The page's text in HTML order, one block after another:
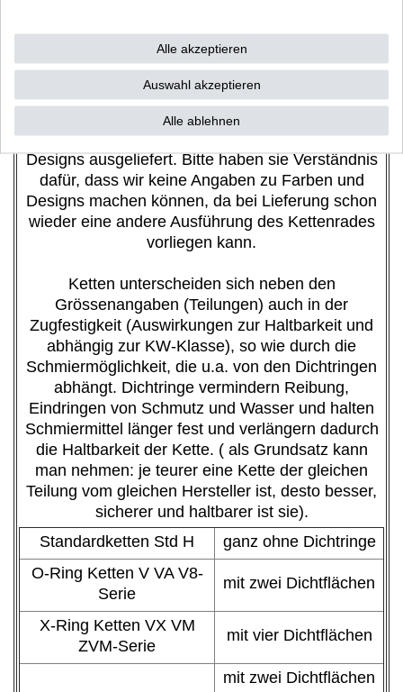
telefonisch bestellen oder per Mail ein Angebot
zusenden lassen.
Um eine schnelle und zügige Auslieferung zu
garantieren, werden Kettenräder je nach Hersteller
mal in Schwarz oder Silber, auch in verschiedenen
Designs ausgeliefert. Bitte haben sie Verständnis
dafür, dass wir keine Angaben zu Farben und
Designs machen können, da bei Lieferung schon
wieder eine andere Ausführung des Kettenrades
vorliegen kann.
Ketten unterscheiden sich neben den
Grössenangaben (Teilungen) auch in der
Zugfestigkeit (Auswirkungen zur Haltbarkeit und
abhängig zur KW-Klasse), so wie durch die
Schmiermöglichkeit, die u.a. von den Dichtringen
abhängt. Dichtringe vermindern Reibung,
Eindringen von Schmutz und Wasser und halten
Schmiermittel länger fest und verlängern dadurch
die Haltbarkeit der Kette. ( als Grundsatz kann
man nehmen: je teurer eine Kette der gleichen
Teilung vom gleichen Hersteller ist, desto besser,
sicherer und haltbarer ist sie).
Standardketten Std H
ganz ohne Dichtringe
O-Ring Ketten V VA V8-
Serie
mit zwei Dichtflächen
X-Ring Ketten VX VM
ZVM-Serie
mit vier Dichtflächen
mit zwei Dichtflächen
Alle akzeptieren
Auswahl akzeptieren
Alle ablehnen